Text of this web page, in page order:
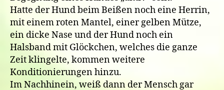
Hatte der Hund beim Beißen noch eine Herrin,
mit einem roten Mantel, einer gelben Mütze,
ein dicke Nase und der Hund noch ein
Halsband mit Glöckchen, welches die ganze
Zeit klingelte, kommen weitere
Konditionierungen hinzu.
Im Nachhinein, weiß dann der Mensch gar